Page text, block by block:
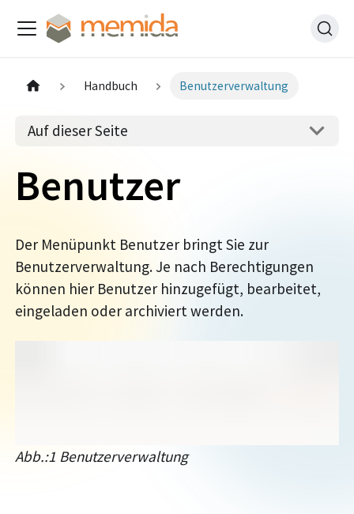
Handbuch Benutzerverwaltung
Auf dieser Seite
Benutzer
Der Menüpunkt Benutzer bringt Sie zur
Benutzerverwaltung. Je nach Berechtigungen
können hier Benutzer hinzugefügt, bearbeitet,
eingeladen oder archiviert werden.
Abb.:1 Benutzerverwaltung